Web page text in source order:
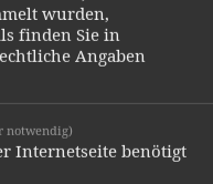
im Glasdorf. Auf
Kreativität wird
im direkten
täglich Neues im
und Innovation.
wurden,
finden Sie in
Angaben
notwendig)
Internetseite benötigt